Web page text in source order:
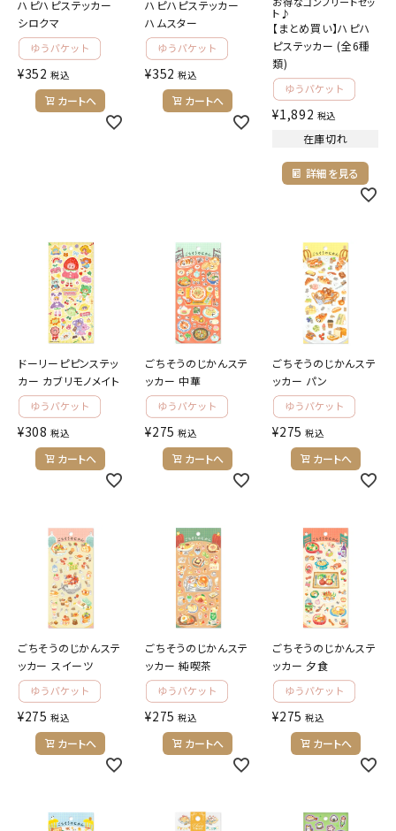
ハピハピステッカー
シロクマ
¥352 税込
カートへ
ハピハピステッカー
ハムスター
¥352 税込
カートへ
ト♪
【まとめ買い】ハピハ
ピステッカー (全6種
類)
¥1,892 税込
在庫切れ
詳細を見る
ドーリーピピンステッ
カー カブリモノメイト
¥308 税込
カートへ
ごちそうのじかんステ
ッカー 中華
¥275 税込
カートへ
ごちそうのじかんステ
ッカー パン
¥275 税込
カートへ
ごちそうのじかんステ
ッカー スイーツ
¥275 税込
カートへ
ごちそうのじかんステ
ッカー 純喫茶
¥275 税込
カートへ
ごちそうのじかんステ
ッカー 夕食
¥275 税込
カートへ